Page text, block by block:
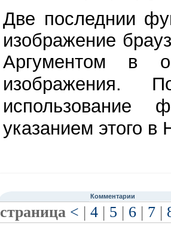
Две последнии
изображение
Аргументом в
изображения.
использование
указанием этого в
Комментарии
страница < | 4 | 5 | 6 | 7 |